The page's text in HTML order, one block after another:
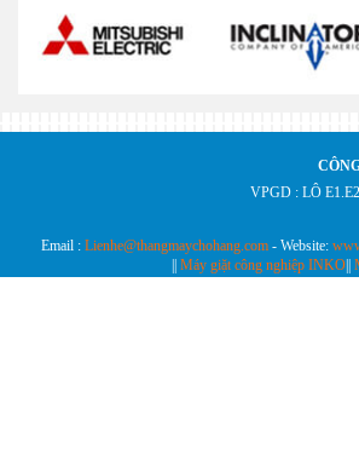
VPGD : LÔ
Email : Lienhe@thangmaychohang.com - Website:
Máy giặt công nghiệp INKO